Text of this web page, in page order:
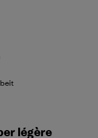
légère